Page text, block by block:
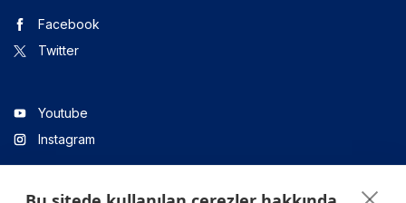
Facebook
Twitter
Youtube
Instagram